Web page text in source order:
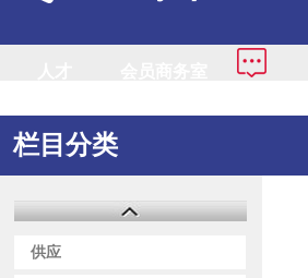
栏目分类
供应